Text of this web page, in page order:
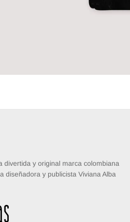
divertida y original marca colombiana
diseñadora y publicista Viviana Alba